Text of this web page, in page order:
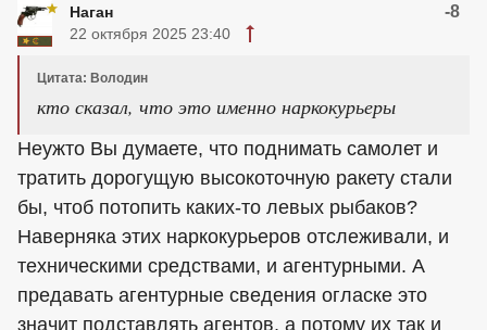
Наган -8
22 октября 2025 23:40
Цитата: Володин
кто сказал, что это именно наркокурьеры
Неужто Вы думаете, что поднимать самолет и
тратить дорогущую высокоточную ракету стали
бы, чтоб потопить каких-то левых рыбаков?
Наверняка этих наркокурьеров отслеживали, и
техническими средствами, и агентурными. А
предавать агентурные сведения огласке это
значит подставлять агентов, а потому их так и